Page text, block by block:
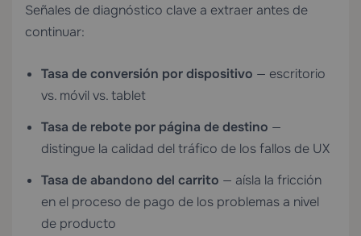
Señales de diagnóstico clave a extraer antes de
continuar:
Tasa de conversión por dispositivo — escritorio
vs. móvil vs. tablet
Tasa de rebote por página de destino —
distingue la calidad del tráfico de los fallos de UX
Tasa de abandono del carrito — aísla la fricción
en el proceso de pago de los problemas a nivel
de producto